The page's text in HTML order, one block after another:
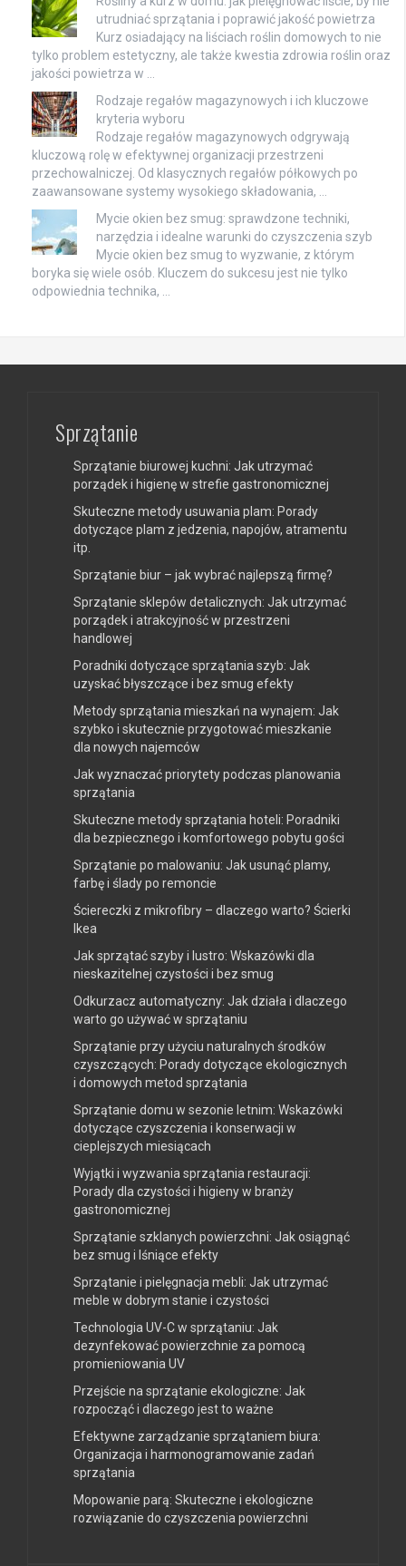
utrudniać sprzątania i poprawić jakość powietrza
Kurz osiadający na liściach roślin domowych to nie
tylko problem estetyczny, ale także kwestia zdrowia roślin oraz
jakości powietrza w …
Rodzaje regałów magazynowych i ich kluczowe
kryteria wyboru
Rodzaje regałów magazynowych odgrywają
kluczową rolę w efektywnej organizacji przestrzeni
przechowalniczej. Od klasycznych regałów półkowych po
zaawansowane systemy wysokiego składowania, …
Mycie okien bez smug: sprawdzone techniki,
narzędzia i idealne warunki do czyszczenia szyb
Mycie okien bez smug to wyzwanie, z którym
boryka się wiele osób. Kluczem do sukcesu jest nie tylko
odpowiednia technika, …
Sprzątanie
Sprzątanie biurowej kuchni: Jak utrzymać
porządek i higienę w strefie gastronomicznej
Skuteczne metody usuwania plam: Porady
dotyczące plam z jedzenia, napojów, atramentu
itp.
Sprzątanie biur – jak wybrać najlepszą firmę?
Sprzątanie sklepów detalicznych: Jak utrzymać
porządek i atrakcyjność w przestrzeni
handlowej
Poradniki dotyczące sprzątania szyb: Jak
uzyskać błyszczące i bez smug efekty
Metody sprzątania mieszkań na wynajem: Jak
szybko i skutecznie przygotować mieszkanie
dla nowych najemców
Jak wyznaczać priorytety podczas planowania
sprzątania
Skuteczne metody sprzątania hoteli: Poradniki
dla bezpiecznego i komfortowego pobytu gości
Sprzątanie po malowaniu: Jak usunąć plamy,
farbę i ślady po remoncie
Ściereczki z mikrofibry – dlaczego warto? Ścierki
Ikea
Jak sprzątać szyby i lustro: Wskazówki dla
nieskazitelnej czystości i bez smug
Odkurzacz automatyczny: Jak działa i dlaczego
warto go używać w sprzątaniu
Sprzątanie przy użyciu naturalnych środków
czyszczących: Porady dotyczące ekologicznych
i domowych metod sprzątania
Sprzątanie domu w sezonie letnim: Wskazówki
dotyczące czyszczenia i konserwacji w
cieplejszych miesiącach
Wyjątki i wyzwania sprzątania restauracji:
Porady dla czystości i higieny w branży
gastronomicznej
Sprzątanie szklanych powierzchni: Jak osiągnąć
bez smug i lśniące efekty
Sprzątanie i pielęgnacja mebli: Jak utrzymać
meble w dobrym stanie i czystości
Technologia UV-C w sprzątaniu: Jak
dezynfekować powierzchnie za pomocą
promieniowania UV
Przejście na sprzątanie ekologiczne: Jak
rozpocząć i dlaczego jest to ważne
Efektywne zarządzanie sprzątaniem biura:
Organizacja i harmonogramowanie zadań
sprzątania
Mopowanie parą: Skuteczne i ekologiczne
rozwiązanie do czyszczenia powierzchni